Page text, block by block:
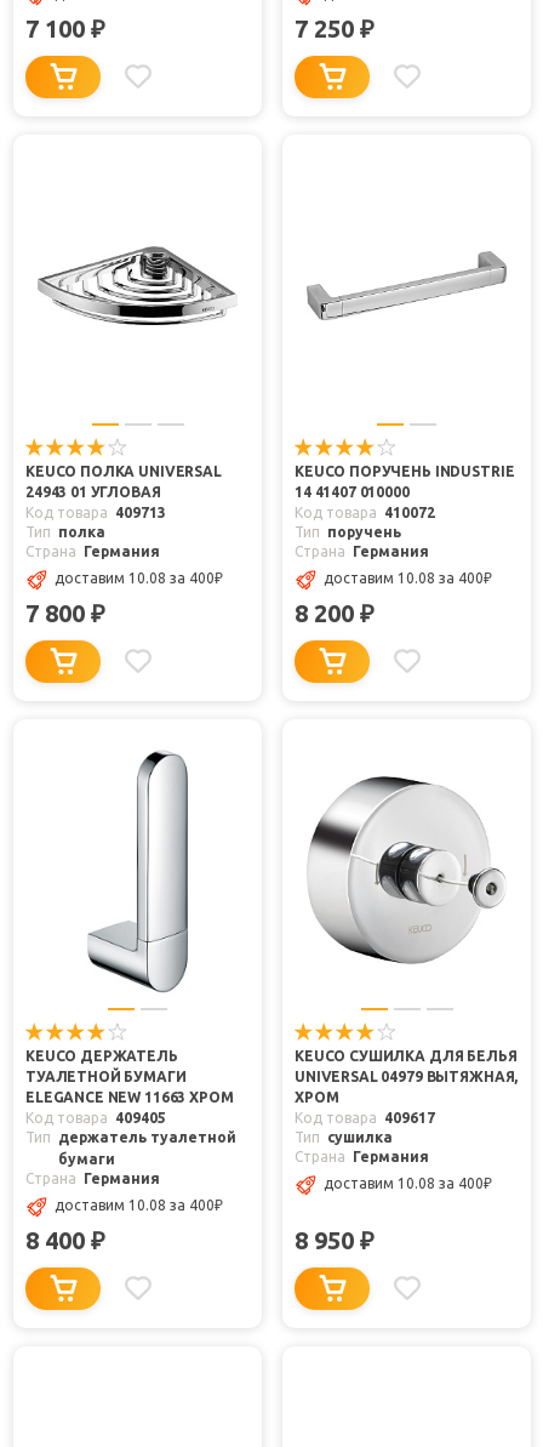
7 100 ₽ 7 250 ₽
KEUCO ПОЛКА UNIVERSAL
24943 01 УГЛОВАЯ
Код товара
409713
Тип
полка
Страна
Германия
доставим 10.08 за 400₽
7 800 ₽
KEUCO ПОРУЧЕНЬ INDUSTRIE
14 41407 010000
Код товара
410072
Тип
поручень
Страна
Германия
доставим 10.08 за 400₽
8 200 ₽
KEUCO ДЕРЖАТЕЛЬ
ТУАЛЕТНОЙ БУМАГИ
ELEGANCE NEW 11663 ХРОМ
Код товара
409405
Тип
держатель туалетной
бумаги
Страна
Германия
доставим 10.08 за 400₽
8 400 ₽
KEUCO СУШИЛКА ДЛЯ БЕЛЬЯ
UNIVERSAL 04979 ВЫТЯЖНАЯ,
ХРОМ
Код товара
409617
Тип
сушилка
Страна
Германия
доставим 10.08 за 400₽
8 950 ₽